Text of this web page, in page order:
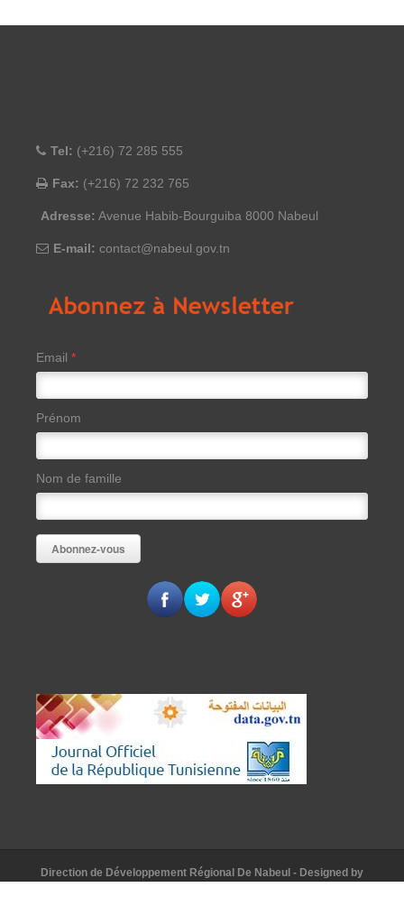
Tel: (+216) 72 285 555
Fax: (+216) 72 232 765
Adresse: Avenue Habib-Bourguiba 8000 Nabeul
E-mail: contact@nabeul.gov.tn
Email *
Prénom
Nom de famille
Direction de Développement Régional De Nabeul - Designed by